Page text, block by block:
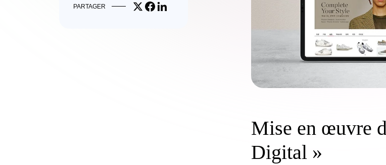
PARTAGER Share on X
Share on Facebook
Share on LinkedIn
Mise en œuvre
Digital »